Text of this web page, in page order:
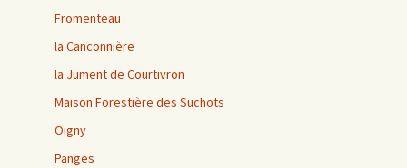
Fromenteau
la Canconnière
la Jument de Courtivron
Maison Forestière des Suchots
Oigny
Panges